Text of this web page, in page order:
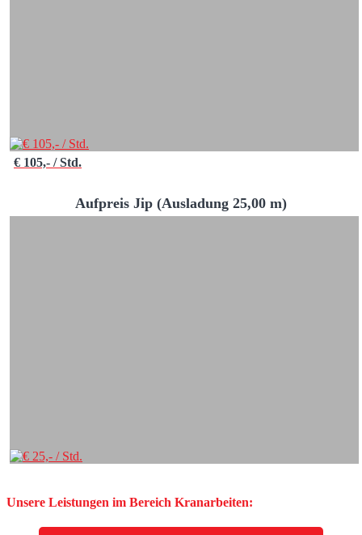
€ 105,- / Std.
Aufpreis Jip (Ausladung 25,00 m)
Unsere Leistungen im Bereich Kranarbeiten: